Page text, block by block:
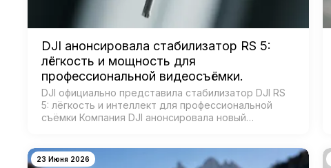
DJI анонсировала стабилизатор RS 5:
лёгкость и мощность для
профессиональной видеосъёмки.
DJI официально представила стабилизатор DJI RS
5: лёгкость и интеллект для профессиональной
съёмки Компания DJI анонсировала новый
систе…
23 Июня 2026